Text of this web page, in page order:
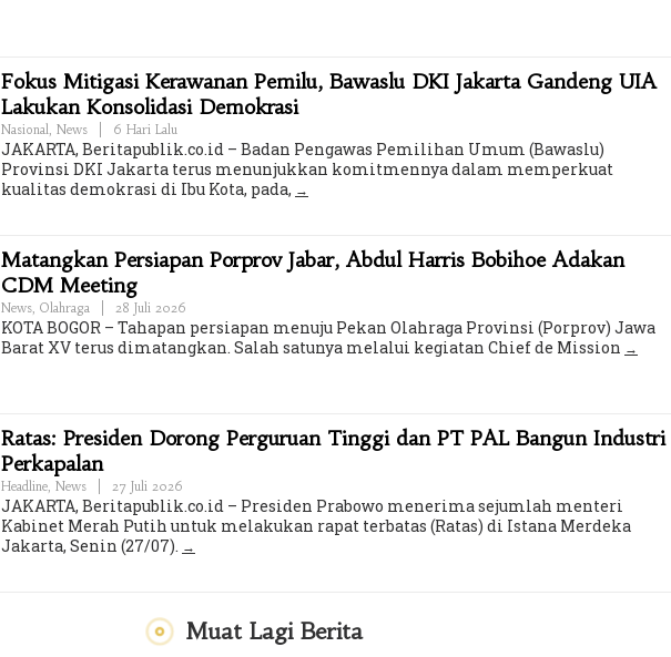
Fokus Mitigasi Kerawanan Pemilu, Bawaslu DKI Jakarta Gandeng UIA
Lakukan Konsolidasi Demokrasi
Nasional, News 6 Hari Lalu
JAKARTA, Beritapublik.co.id – Badan Pengawas Pemilihan Umum (Bawaslu)
Provinsi DKI Jakarta terus menunjukkan komitmennya dalam memperkuat
kualitas demokrasi di Ibu Kota, pada,
Matangkan Persiapan Porprov Jabar, Abdul Harris Bobihoe Adakan
CDM Meeting
News, Olahraga 28 Juli 2026
KOTA BOGOR – Tahapan persiapan menuju Pekan Olahraga Provinsi (Porprov) Jawa
Barat XV terus dimatangkan. Salah satunya melalui kegiatan Chief de Mission
Ratas: Presiden Dorong Perguruan Tinggi dan PT PAL Bangun Industri
Perkapalan
Headline, News 27 Juli 2026
JAKARTA, Beritapublik.co.id – Presiden Prabowo menerima sejumlah menteri
Kabinet Merah Putih untuk melakukan rapat terbatas (Ratas) di Istana Merdeka
Jakarta, Senin (27/07).
Muat Lagi Berita